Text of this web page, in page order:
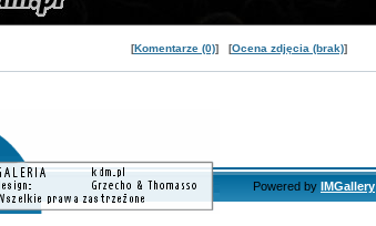
[Komentarze (0)] [Ocena zdjęcia (brak)]
Powered by IMGallery